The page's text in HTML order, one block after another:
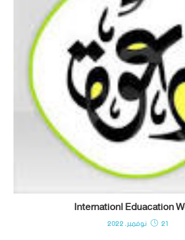
Internationl Eduacation
21 نوفمبر، 2022